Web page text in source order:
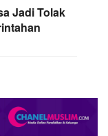
Jadi Tolak